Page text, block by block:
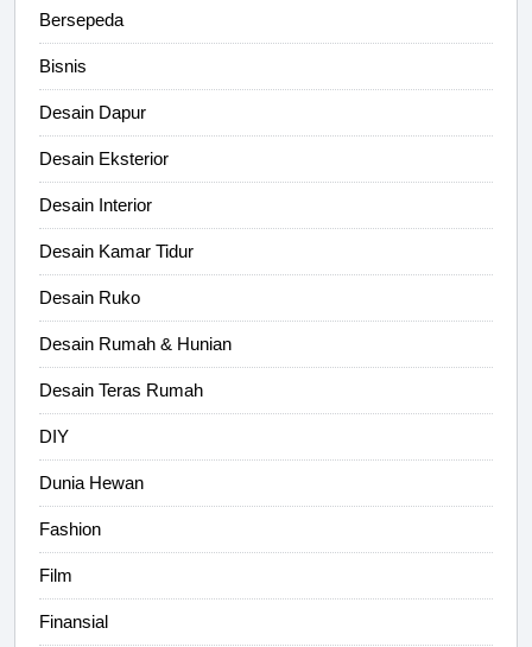
Bersepeda
Bisnis
Desain Dapur
Desain Eksterior
Desain Interior
Desain Kamar Tidur
Desain Ruko
Desain Rumah & Hunian
Desain Teras Rumah
DIY
Dunia Hewan
Fashion
Film
Finansial